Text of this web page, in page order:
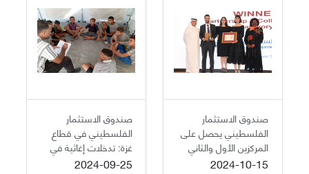
صندوق الاستثمار
الفلسطيني يحصل على
المركزين الأول والثاني
في الجائزة العربية
2024-10-15
صندوق الاستثمار
الفلسطيني في قطاع
غزة: تدخلات إغاثية في
القطاعات الإنسانية
2024-09-25